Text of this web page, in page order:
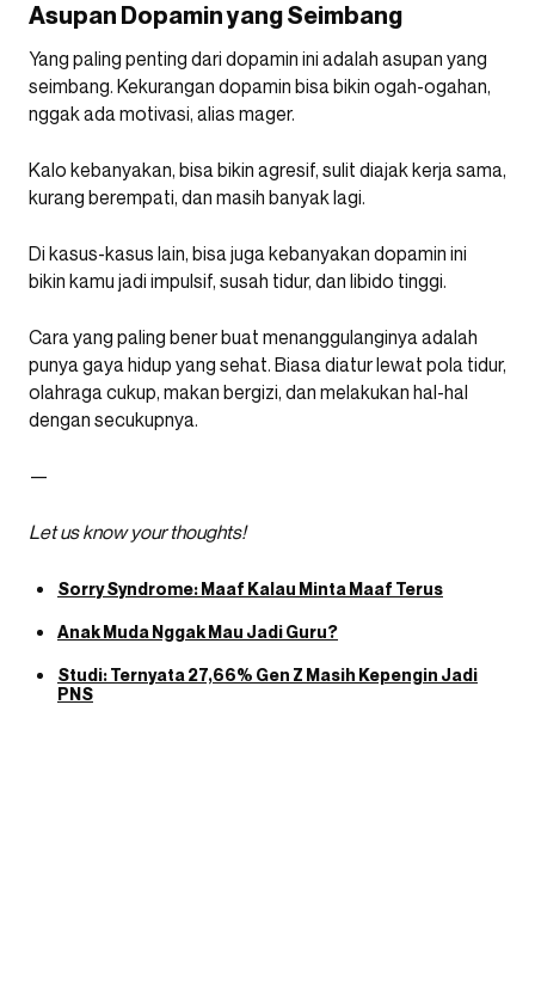
Asupan Dopamin yang Seimbang
Yang paling penting dari dopamin ini adalah asupan yang
seimbang. Kekurangan dopamin bisa bikin ogah-ogahan,
nggak ada motivasi, alias mager.
Kalo kebanyakan, bisa bikin agresif, sulit diajak kerja sama,
kurang berempati, dan masih banyak lagi.
Di kasus-kasus lain, bisa juga kebanyakan dopamin ini
bikin kamu jadi impulsif, susah tidur, dan libido tinggi.
Cara yang paling bener buat menanggulanginya adalah
punya gaya hidup yang sehat. Biasa diatur lewat pola tidur,
olahraga cukup, makan bergizi, dan melakukan hal-hal
dengan secukupnya.
—
Let us know your thoughts!
Sorry Syndrome: Maaf Kalau Minta Maaf Terus
Anak Muda Nggak Mau Jadi Guru?
Studi: Ternyata 27,66% Gen Z Masih Kepengin Jadi
PNS